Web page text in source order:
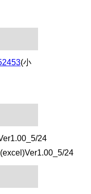
(小
24
(excel)Ver1.00_5/24